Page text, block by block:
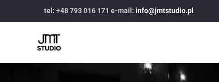
tel: +48 793 016 171 e-mail: info@jmtstudio.pl